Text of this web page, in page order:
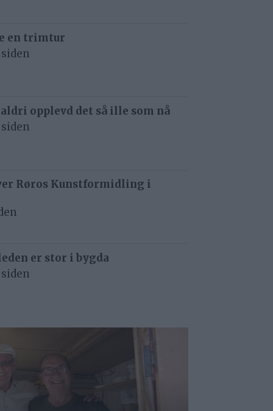
en trimtur
aldri opplevd det så ille som nå
Røros Kunstformidling i
er stor i bygda